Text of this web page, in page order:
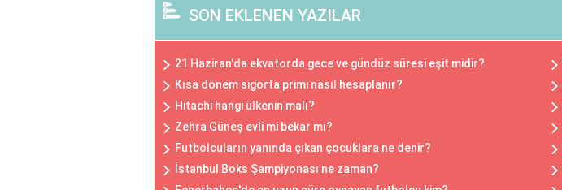
SON EKLENEN YAZILAR
21 Haziran'da ekvatorda gece ve gündüz süresi eşit midir?
Kısa dönem sigorta primi nasıl hesaplanır?
Hitachi hangi ülkenin malı?
Zehra Güneş evli mi bekar mı?
Futbolcuların yanında çıkan çocuklara ne denir?
İstanbul Boks Şampiyonası ne zaman?